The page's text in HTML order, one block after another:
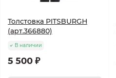
Толстовка PITSBURGH
(арт.366880)
В наличии
5 500 ₽